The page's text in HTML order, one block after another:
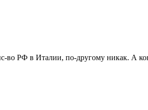
во РФ в Италии, по-другому никак. А